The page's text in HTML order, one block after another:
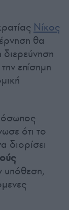
Νίκος
θα
διερεύνηση
επίσημη
ότι το
διορίσει
υπόθεση,